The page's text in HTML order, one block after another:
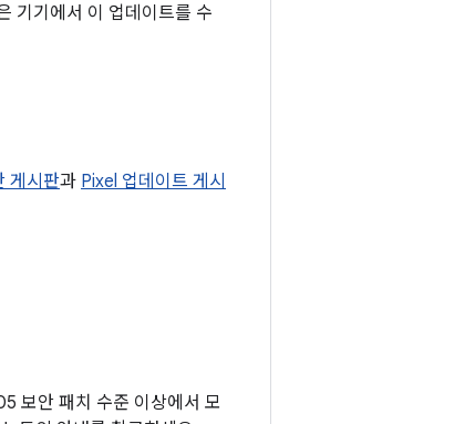
기기에서 이 업데이트를 수
게시판과 Pixel 업데이트 게시
보안 패치 수준 이상에서 모